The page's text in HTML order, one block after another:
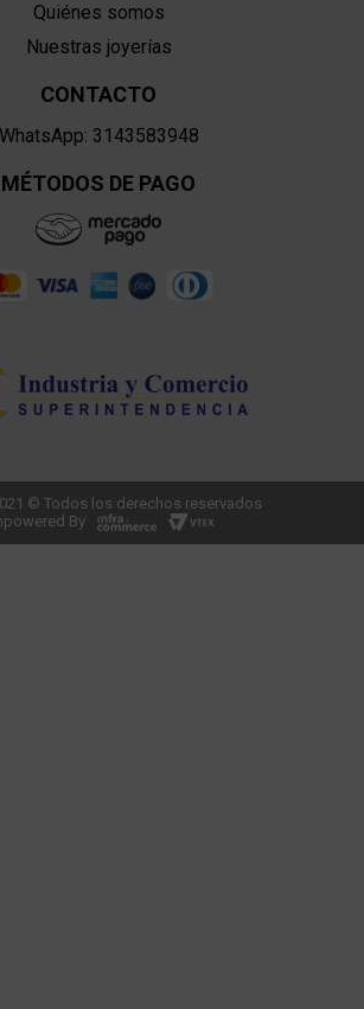
Quiénes somos
Nuestras joyerías
CONTACTO
WhatsApp: 3143583948
MÉTODOS DE PAGO
© Todos los derechos reservados
By